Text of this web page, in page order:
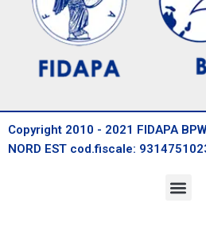
Copyright 2010 - 2021 FIDAPA
NORD EST cod.fiscale: